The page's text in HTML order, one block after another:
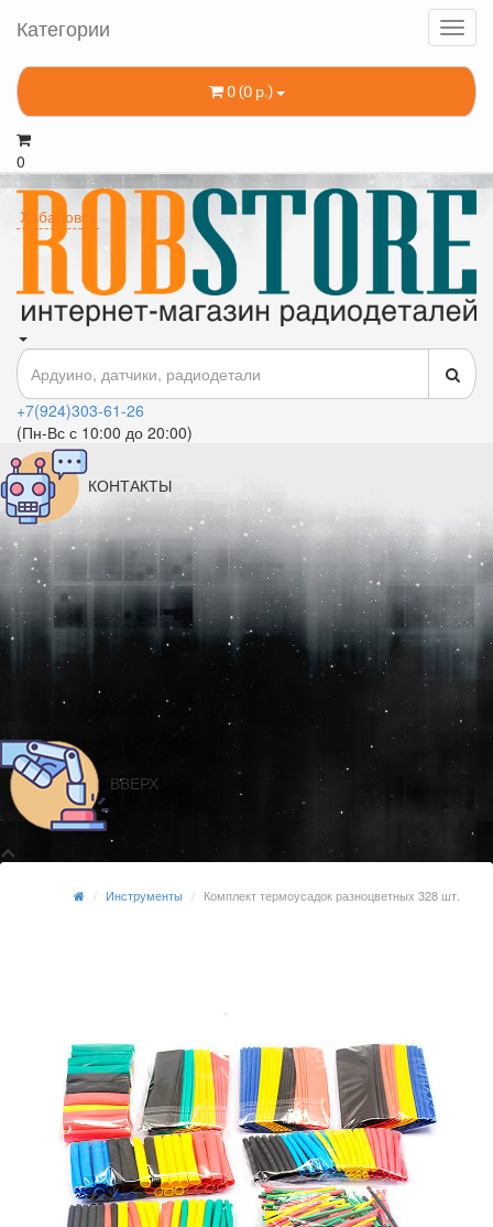
Категории
0 (0 р.)
0
Хабаровск
+7(924)303-61-26
(Пн-Вс с 10:00 до 20:00)
КОНТАКТЫ
ВВЕРХ
Инструменты Комплект термоусадок разноцветных 328 шт.